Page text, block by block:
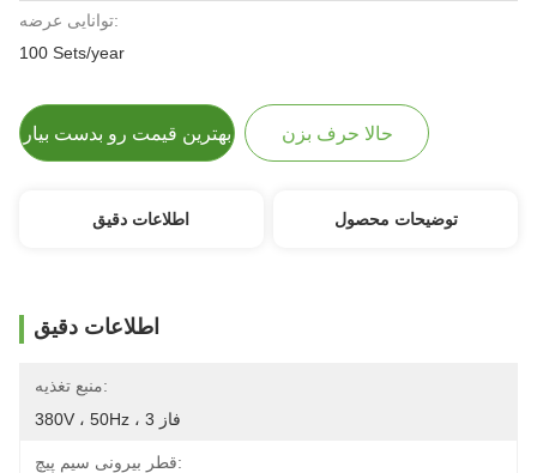
توانایی عرضه:
100 Sets/year
بهترین قیمت رو بدست بیار حالا حرف بزن
اطلاعات دقیق توضیحات محصول
اطلاعات دقیق
منبع تغذیه:
380V ، 50Hz ، 3 فاز
قطر بیرونی سیم پیچ: